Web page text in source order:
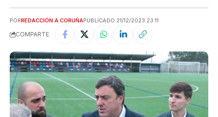
PORREDACCIÓN A CORUÑAPUBLICADO 21/12/2023 23:11
COMPARTE